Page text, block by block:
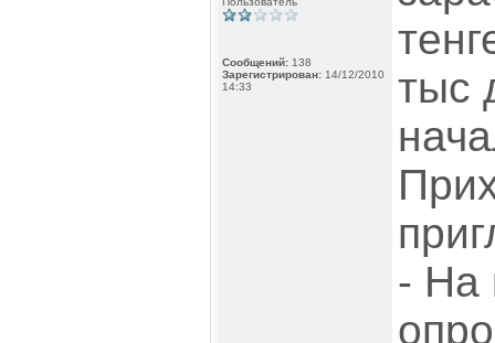
Сообщений: 138
Зарегистрирован: 14/12/2010
14:33
тыс
- На